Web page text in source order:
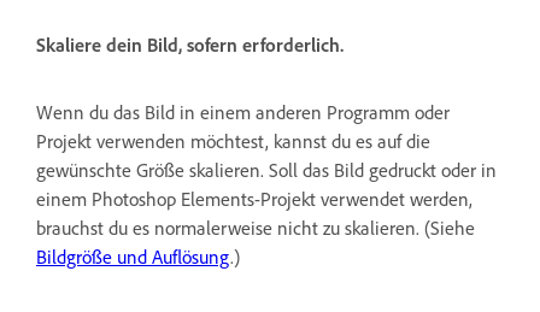
Skaliere dein Bild, sofern erforderlich.
Wenn du das Bild in einem anderen Programm oder
Projekt verwenden möchtest, kannst du es auf die
gewünschte Größe skalieren. Soll das Bild gedruckt oder in
einem Photoshop Elements-Projekt verwendet werden,
brauchst du es normalerweise nicht zu skalieren. (Siehe
Bildgröße und Auflösung.)